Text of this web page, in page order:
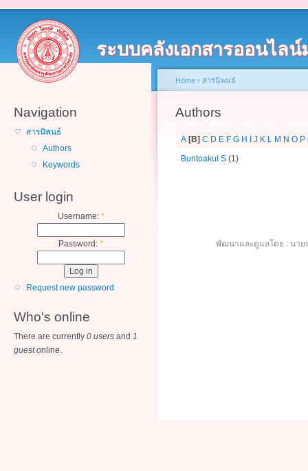
ระบบคลังเอกสารออนไล
Navigation
สารนิพนธ์
Authors
Keywords
User login
Username: *
Password: *
Request new password
Who's online
There are currently 0 users and 1
guestonline.
Home › สารนิพนธ์
Authors
A [B] C D E F G H J K L M N O P
Buntoakul S (1)
พัฒนาและดูแลโดย : นาย